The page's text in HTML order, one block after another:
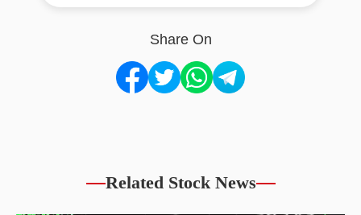
Share On
Related Stock News